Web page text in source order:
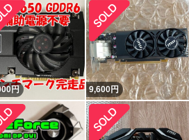
円 9,600円